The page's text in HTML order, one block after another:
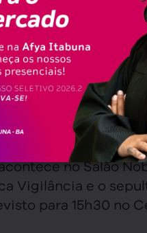
de saúde.
foi prefeito de
e atuou na
da Bahia durante
homem reconhecido
e cordialidade.
deixa esposa e
no Salão
Vigilância e o
para 15h30 no